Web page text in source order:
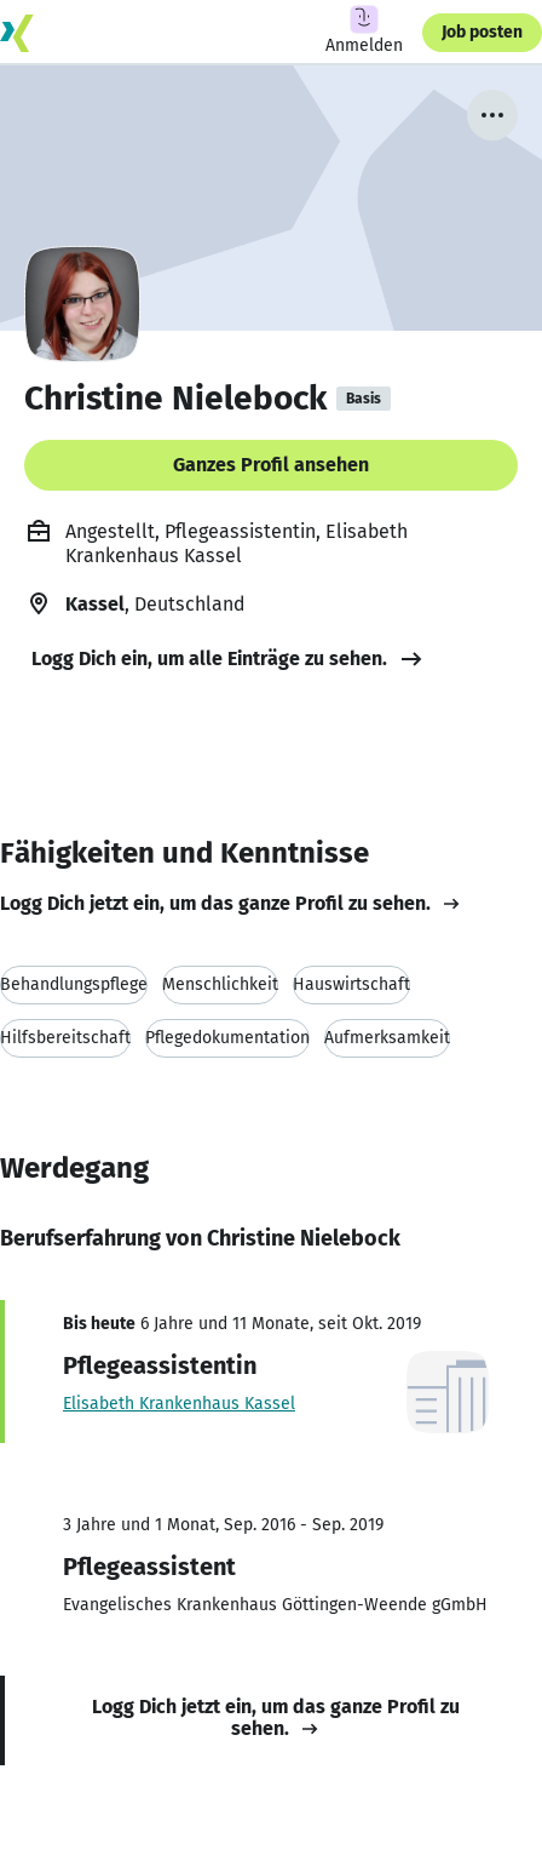
Anmelden
Job posten
Christine Nielebock Basis
Ganzes Profil ansehen
Angestellt, Pflegeassistentin, Elisabeth
Krankenhaus Kassel
Kassel, Deutschland
Logg Dich ein, um alle Einträge zu sehen.
Fähigkeiten und Kenntnisse
Logg Dich jetzt ein, um das ganze Profil zu sehen.
Behandlungspflege Menschlichkeit Hauswirtschaft
Hilfsbereitschaft Pflegedokumentation Aufmerksamkeit
Werdegang
Berufserfahrung von Christine Nielebock
Bis heute 6 Jahre und 11 Monate, seit Okt. 2019
Pflegeassistentin
Elisabeth Krankenhaus Kassel
3 Jahre und 1 Monat, Sep. 2016 - Sep. 2019
Pflegeassistent
Evangelisches Krankenhaus Göttingen-Weende gGmbH
Logg Dich jetzt ein, um das ganze Profil zu
sehen.